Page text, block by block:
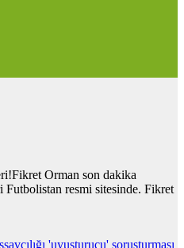
Fikret Orman son dakika
resmi sitesinde. Fikret